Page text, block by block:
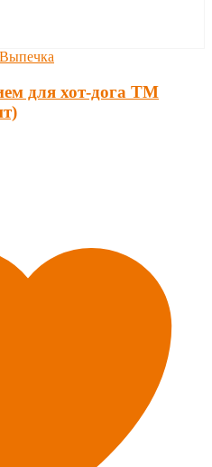
Выпечка
для хот-дога ТМ